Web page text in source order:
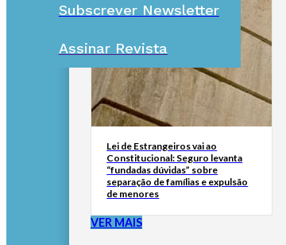
Subscrever Newsletter
Assinar Revista
Lei de Estrangeiros vai ao
Constitucional: Seguro levanta
“fundadas dúvidas” sobre
separação de famílias e expulsão
de menores
VER MAIS